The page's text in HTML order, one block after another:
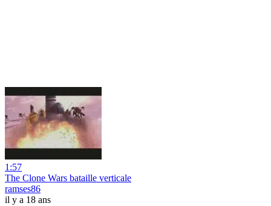
1:57
The Clone Wars bataille verticale
ramses86
il y a 18 ans